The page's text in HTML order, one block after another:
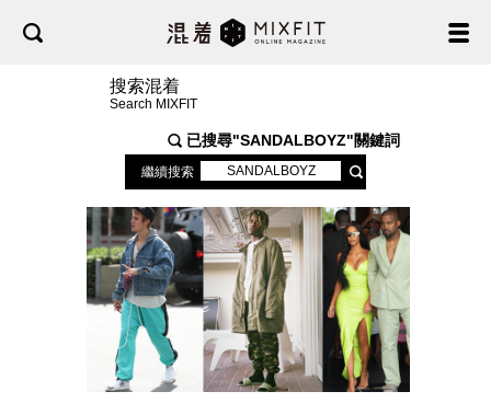
搜索混着
Search MIXFIT
已搜尋"SANDALBOYZ"關鍵詞
繼續搜索